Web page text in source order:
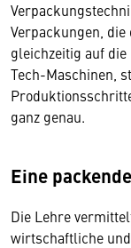
Verpackungen,
gleichzeitig auf
Tech-Maschinen,
ganz genau.
Eine
Die Lehre
wirtschaftliche